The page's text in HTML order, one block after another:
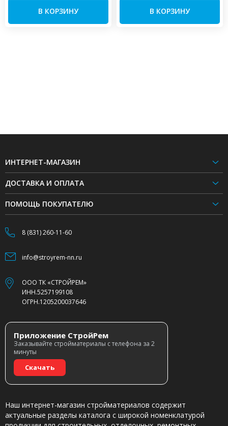
В КОРЗИНУ В КОРЗИНУ
ИНТЕРНЕТ-МАГАЗИН
ДОСТАВКА И ОПЛАТА
ПОМОЩЬ ПОКУПАТЕЛЮ
8 (831) 260-11-60
info@stroyrem-nn.ru
ООО ТК «СТРОЙРЕМ»
ИНН.5257199108
ОГРН.1205200037646
Приложение СтройРем
Заказывайте стройматериалы с телефона за 2
минуты
Скачать
Наш интернет-магазин стройматериалов содержит
актуальные разделы каталога с широкой номенклатурой